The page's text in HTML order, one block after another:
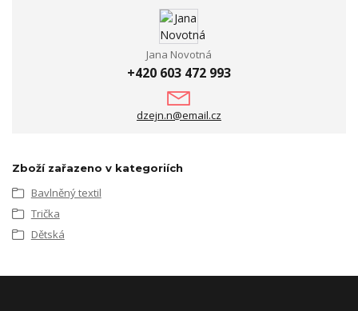
Jana Novotná
+420 603 472 993
dzejn.n@email.cz
Zboží zařazeno v kategoriích
Bavlněný textil
Trička
Dětská